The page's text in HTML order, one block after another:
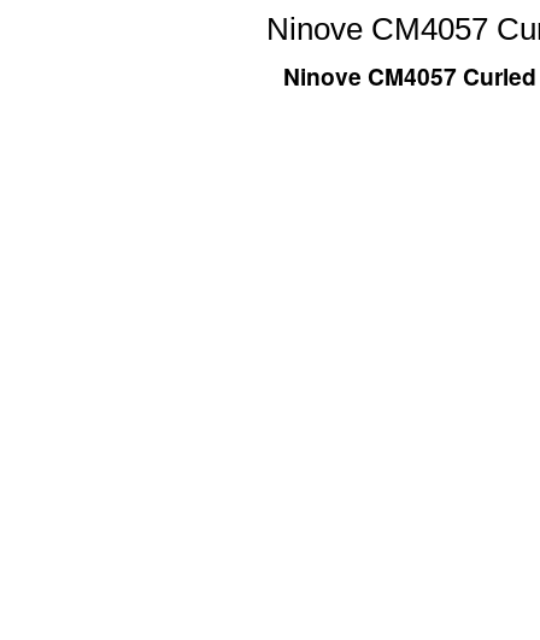
Ninove CM4057
Ninove CM4057